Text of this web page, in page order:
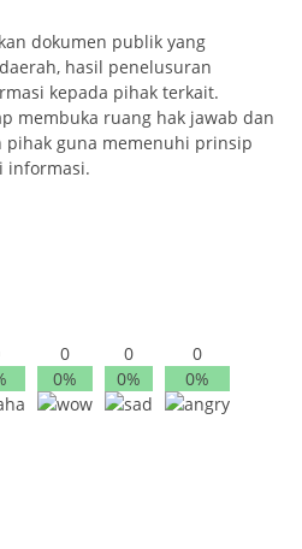
dokumen publik yang
hasil penelusuran
kepada pihak terkait.
membuka ruang hak jawab dan
pihak guna memenuhi prinsip
informasi.
0
0%
0
0%
0
0%